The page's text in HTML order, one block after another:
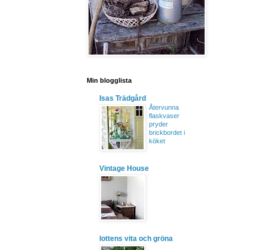
Min blogglista
Isas Trädgård
Återvunna
flaskvaser
pryder
brickbordet i
köket
Vintage House
lottens vita och gröna